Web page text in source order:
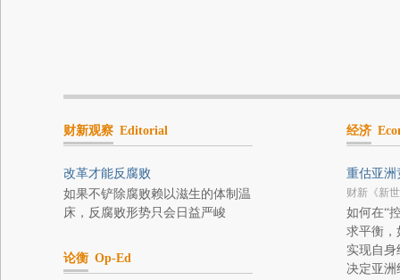
财新观察 Editorial
改革才能反腐败
如果不铲除腐败赖以滋生的体制温
床，反腐败形势只会日益严峻
论衡 Op-Ed
经济
重估亚洲
财新《新
如何在“
求平衡，
实现自
决定亚洲